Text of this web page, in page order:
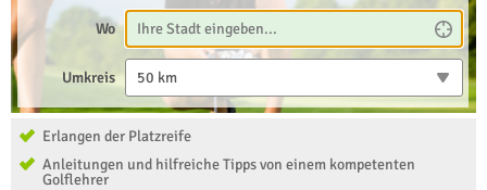
Wo
Umkreis 50 km
Erlangen der Platzreife
Anleitungen und hilfreiche Tipps von einem kompetenten
Golflehrer